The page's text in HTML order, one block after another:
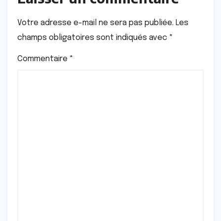
Votre adresse e-mail ne sera pas publiée. Les
champs obligatoires sont indiqués avec *
Commentaire *